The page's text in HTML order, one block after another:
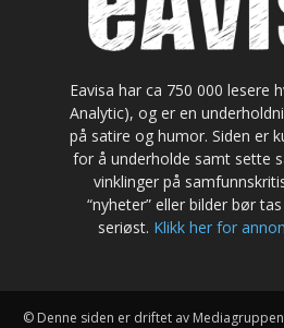
Eavisa har ca 750 000 lesere
Analytic), og er en
på satire og humor. Siden er
for å underholde samt sette
vinklinger på
“nyheter” eller bilder bør
seriøst. Klikk her for
© Denne siden er driftet av